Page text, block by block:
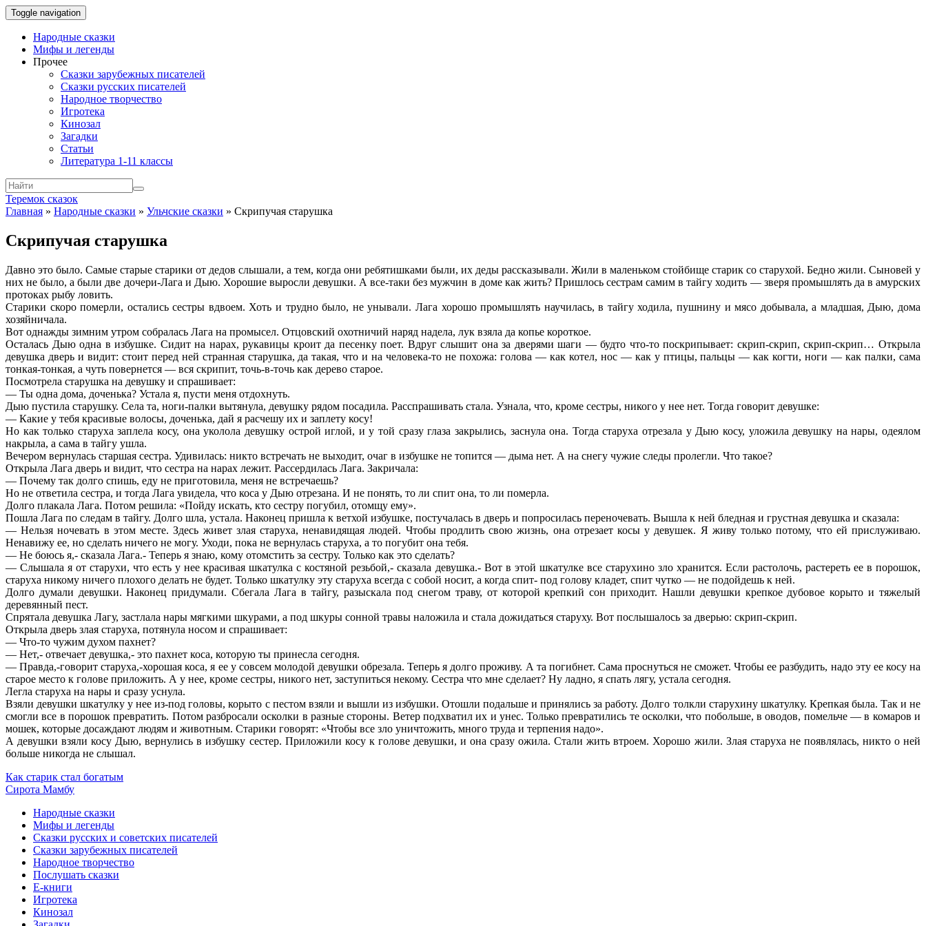
Toggle navigation
Народные сказки
Мифы и легенды
Прочее
Сказки зарубежных писателей
Сказки русских писателей
Народное творчество
Игротека
Кинозал
Загадки
Статьи
Литература 1-11 классы
Теремок сказок
Главная » Народные сказки » Ульчские сказки » Скрипучая старушка
Скрипучая старушка
Давно это было. Самые старые старики от дедов слышали, а тем, когда они ребятишками были, их деды рассказывали. Жили в маленьком стойбище старик со старухой. Бедно жили. Сыновей у
них не было, а были две дочери-Лага и Дыю. Хорошие выросли девушки. А все-таки без мужчин в доме как жить? Пришлось сестрам самим в тайгу ходить — зверя промышлять да в амурских
протоках рыбу ловить.
Старики скоро померли, остались сестры вдвоем. Хоть и трудно было, не унывали. Лага хорошо промышлять научилась, в тайгу ходила, пушнину и мясо добывала, а младшая, Дыю, дома
хозяйничала.
Вот однажды зимним утром собралась Лага на промысел. Отцовский охотничий наряд надела, лук взяла да копье короткое.
Осталась Дыю одна в избушке. Сидит на нарах, рукавицы кроит да песенку поет. Вдруг слышит она за дверями шаги — будто что-то поскрипывает: скрип-скрип, скрип-скрип… Открыла
девушка дверь и видит: стоит перед ней странная старушка, да такая, что и на человека-то не похожа: голова — как котел, нос — как у птицы, пальцы — как когти, ноги — как палки, сама
тонкая-тонкая, а чуть повернется — вся скрипит, точь-в-точь как дерево старое.
Посмотрела старушка на девушку и спрашивает:
— Ты одна дома, доченька? Устала я, пусти меня отдохнуть.
Дыю пустила старушку. Села та, ноги-палки вытянула, девушку рядом посадила. Расспрашивать стала. Узнала, что, кроме сестры, никого у нее нет. Тогда говорит девушке:
— Какие у тебя красивые волосы, доченька, дай я расчешу их и заплету косу!
Но как только старуха заплела косу, она уколола девушку острой иглой, и у той сразу глаза закрылись, заснула она. Тогда старуха отрезала у Дыю косу, уложила девушку на нары, одеялом
накрыла, а сама в тайгу ушла.
Вечером вернулась старшая сестра. Удивилась: никто встречать не выходит, очаг в избушке не топится — дыма нет. А на снегу чужие следы пролегли. Что такое?
Открыла Лага дверь и видит, что сестра на нарах лежит. Рассердилась Лага. Закричала:
— Почему так долго спишь, еду не приготовила, меня не встречаешь?
Но не ответила сестра, и тогда Лага увидела, что коса у Дыю отрезана. И не понять, то ли спит она, то ли померла.
Долго плакала Лага. Потом решила: «Пойду искать, кто сестру погубил, отомщу ему».
Пошла Лага по следам в тайгу. Долго шла, устала. Наконец пришла к ветхой избушке, постучалась в дверь и попросилась переночевать. Вышла к ней бледная и грустная девушка и сказала:
— Нельзя ночевать в этом месте. Здесь живет злая старуха, ненавидящая людей. Чтобы продлить свою жизнь, она отрезает косы у девушек. Я живу только потому, что ей прислуживаю.
Ненавижу ее, но сделать ничего не могу. Уходи, пока не вернулась старуха, а то погубит она тебя.
— Не боюсь я,- сказала Лага.- Теперь я знаю, кому отомстить за сестру. Только как это сделать?
— Слышала я от старухи, что есть у нее красивая шкатулка с костяной резьбой,- сказала девушка.- Вот в этой шкатулке все старухино зло хранится. Если растолочь, растереть ее в порошок,
старуха никому ничего плохого делать не будет. Только шкатулку эту старуха всегда с собой носит, а когда спит- под голову кладет, спит чутко — не подойдешь к ней.
Долго думали девушки. Наконец придумали. Сбегала Лага в тайгу, разыскала под снегом траву, от которой крепкий сон приходит. Нашли девушки крепкое дубовое корыто и тяжелый
деревянный пест.
Спрятала девушка Лагу, застлала нары мягкими шкурами, а под шкуры сонной травы наложила и стала дожидаться старуху. Вот послышалось за дверью: скрип-скрип.
Открыла дверь злая старуха, потянула носом и спрашивает:
— Что-то чужим духом пахнет?
— Нет,- отвечает девушка,- это пахнет коса, которую ты принесла сегодня.
— Правда,-говорит старуха,-хорошая коса, я ее у совсем молодой девушки обрезала. Теперь я долго проживу. А та погибнет. Сама проснуться не сможет. Чтобы ее разбудить, надо эту ее косу на
старое место к голове приложить. А у нее, кроме сестры, никого нет, заступиться некому. Сестра что мне сделает? Ну ладно, я спать лягу, устала сегодня.
Легла старуха на нары и сразу уснула.
Взяли девушки шкатулку у нее из-под головы, корыто с пестом взяли и вышли из избушки. Отошли подальше и принялись за работу. Долго толкли старухину шкатулку. Крепкая была. Так и не
смогли все в порошок превратить. Потом разбросали осколки в разные стороны. Ветер подхватил их и унес. Только превратились те осколки, что побольше, в оводов, помельче — в комаров и
мошек, которые досаждают людям и животным. Старики говорят: «Чтобы все зло уничтожить, много труда и терпения надо».
А девушки взяли косу Дыю, вернулись в избушку сестер. Приложили косу к голове девушки, и она сразу ожила. Стали жить втроем. Хорошо жили. Злая старуха не появлялась, никто о ней
больше никогда не слышал.
Как старик стал богатым
Сирота Мамбу
Народные сказки
Мифы и легенды
Сказки русских и советских писателей
Сказки зарубежных писателей
Народное творчество
Послушать сказки
Е-книги
Игротека
Кинозал